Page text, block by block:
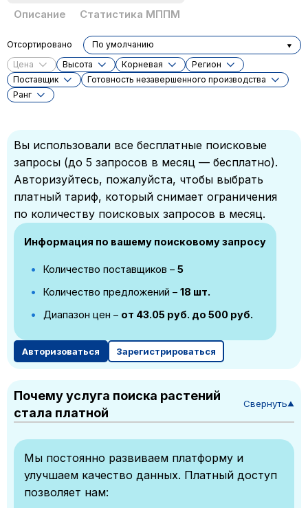
Описание
Статистика МППМ
Цена Высота Корневая
Регион
Поставщик
Готовность незавершенного производства
Ранг
Отсортировано По умолчанию
Вы использовали все бесплатные поисковые
запросы (до 5 запросов в месяц — бесплатно).
Авторизуйтесь, пожалуйста, чтобы выбрать
платный тариф, который снимает ограничения
по количеству поисковых запросов в месяц.
Информация по вашему поисковому запросу
Количество поставщиков – 5
Количество предложений – 18 шт.
Диапазон цен – от 43.05 руб. до 500 руб.
Авторизоваться Зарегистрироваться
Почему услуга поиска растений
стала платной
Свернуть▼
Мы постоянно развиваем платформу и
улучшаем качество данных. Платный доступ
позволяет нам: